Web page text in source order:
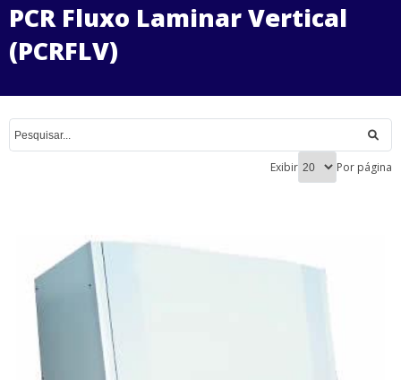
PCR Fluxo Laminar Vertical
(PCRFLV)
Exibir Por página